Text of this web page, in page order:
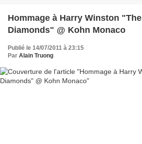
Hommage à Harry Winston
Diamonds" @ Kohn Monaco
Publié le 14/07/2011 à 23:15
Par Alain Truong